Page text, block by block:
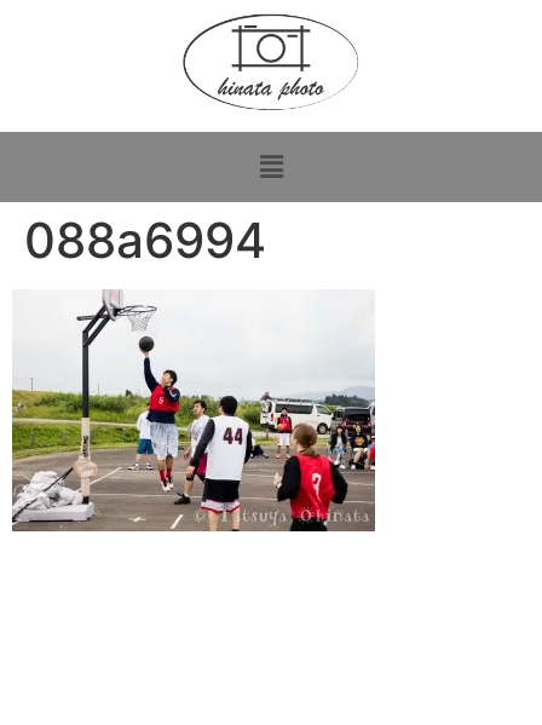
088a6994